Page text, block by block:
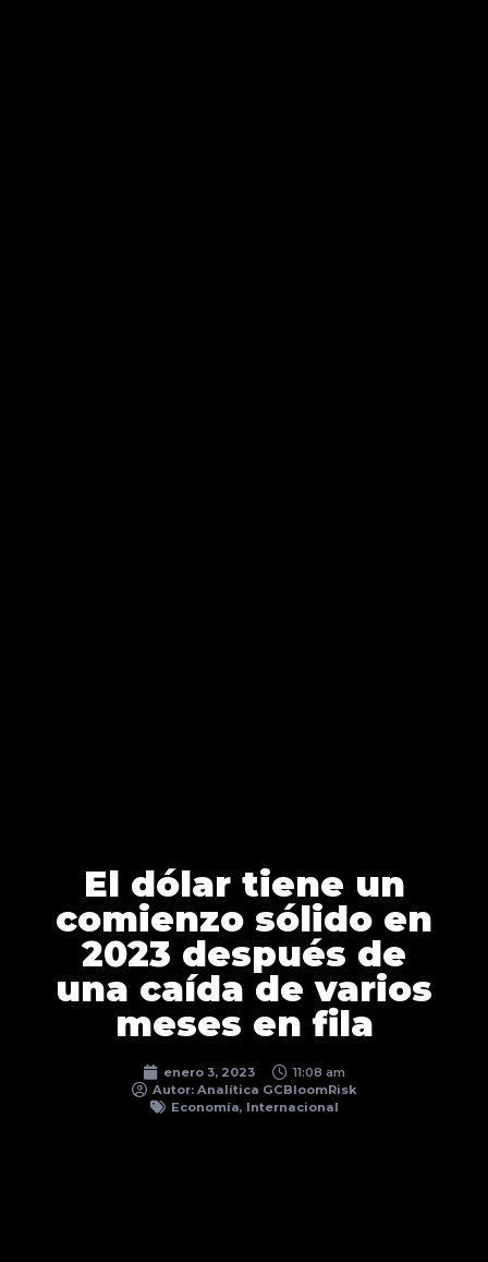
El dólar tiene un
comienzo sólido en
2023 después de
una caída de varios
meses en fila
enero 3, 2023
11:08 am
Autor:Analítica GCBloomRisk
Economía, Internacional